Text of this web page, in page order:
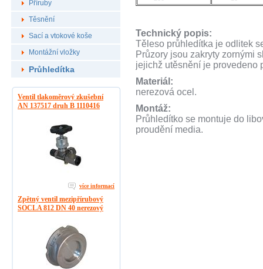
Příruby
Těsnění
Sací a vtokové koše
Montážní vložky
Průhledítka
Ventil tlakoměrový zkušební
AN 137517 druh B 1110416
více informací
Zpětný ventil mezipřírubový
SOCLA 812 DN 40 nerezový
Technický popis:
Těleso průhledítka je odlitek
Průzory jsou zakryty zornými
jejichž utěsnění je provedeno
Materiál:
nerezová ocel.
Montáž:
Průhledítko se montuje do
proudění media.